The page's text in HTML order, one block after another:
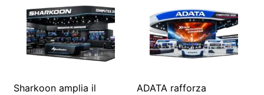
Sharkoon amplia il
ADATA rafforza